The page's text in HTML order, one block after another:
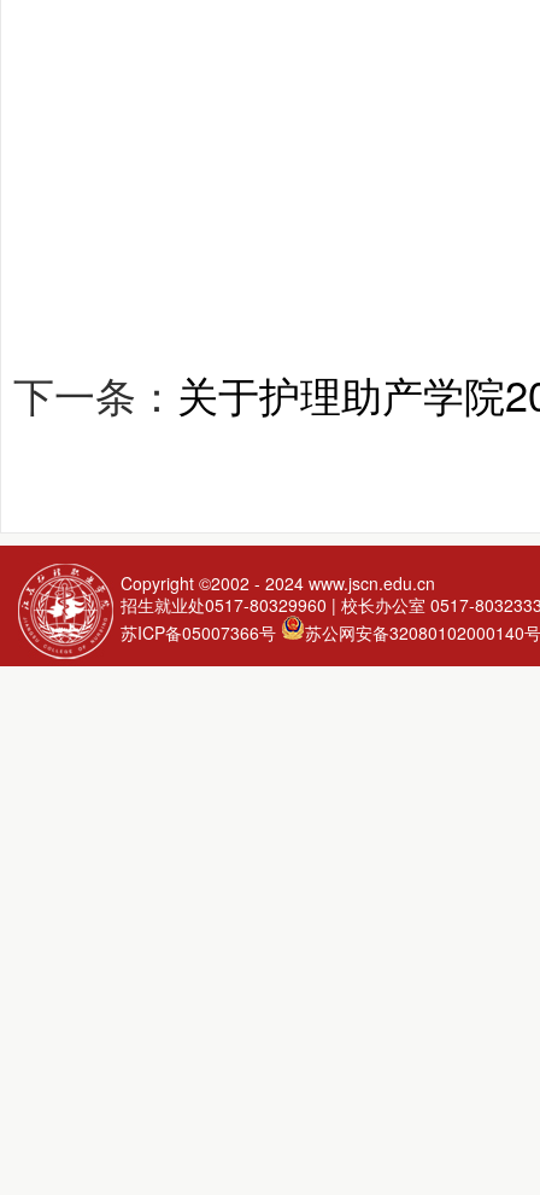
下一条： 关于护理助产学院
Copyright ©2002 - 2024 www.jscn.edu.cn
招生就业处0517-80329960 | 校长办公室 0517-
苏ICP备05007366号
苏公网安备32080102000140号